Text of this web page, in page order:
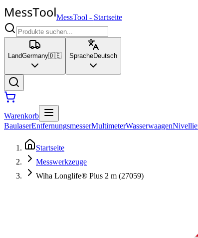
MessTool - Startseite
LandGermany🇩🇪 SpracheDeutsch
Warenkorb
BaulaserEntfernungsmesserMultimeterWasserwaagen
Startseite
Messwerkzeuge
Wiha Longlife® Plus 2 m (27059)